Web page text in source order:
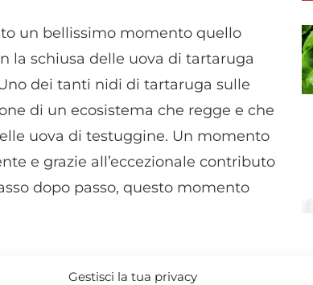
Gestisci la tua privacy
un bellissimo momento quello
la schiusa delle uova di tartaruga
dei tanti nidi di tartaruga sulle
di un ecosistema che regge e che
uova di testuggine. Un momento
e grazie all’eccezionale contributo
dopo passo, questo momento
la tutela e difesa degli Animali: